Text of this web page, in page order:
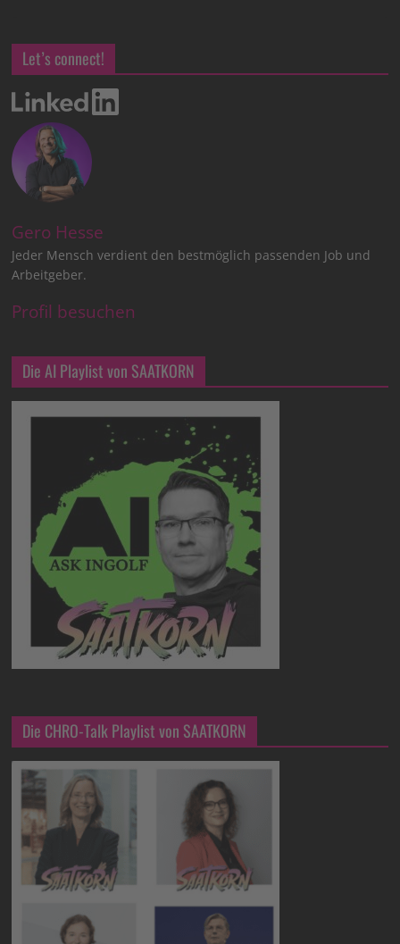
Let’s connect!
Gero Hesse
Jeder Mensch verdient den bestmöglich passenden Job und
Arbeitgeber.
Profil besuchen
Die AI Playlist von SAATKORN
Die CHRO-Talk Playlist von SAATKORN